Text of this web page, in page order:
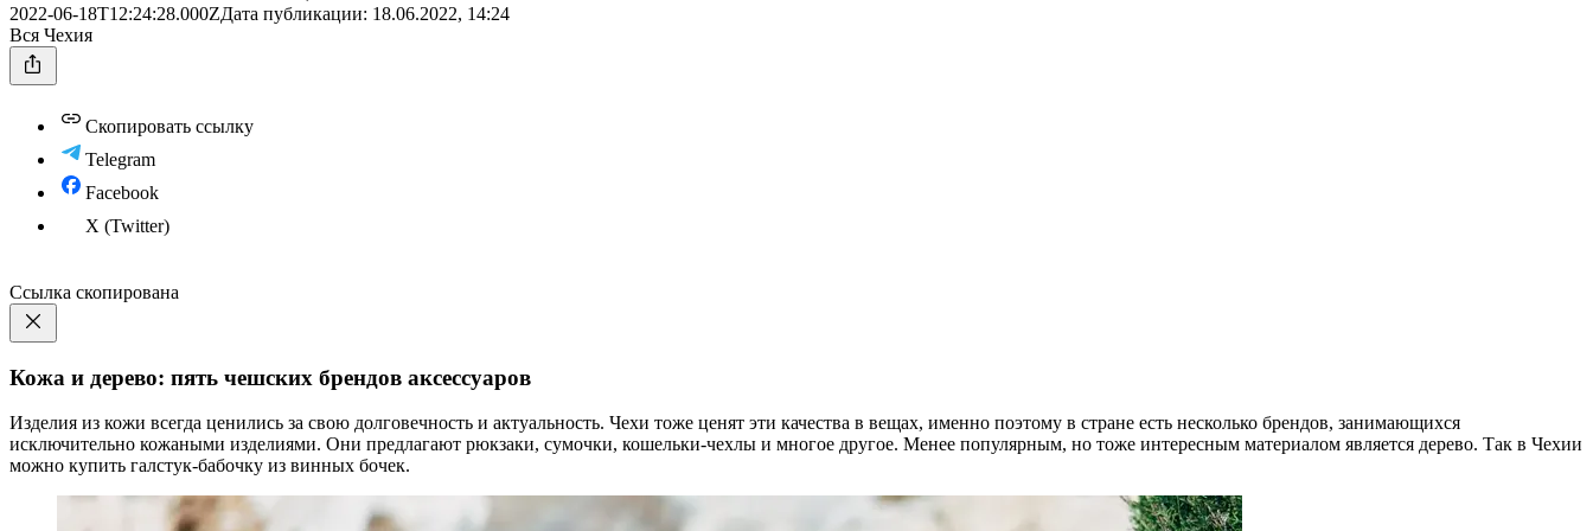
2022-06-18T12:24:28.000ZДата публикации: 18.06.2022, 14:24
Вся Чехия
Скопировать ссылку
Telegram
Facebook
X (Twitter)
Ссылка скопирована
Кожа и дерево: пять чешских брендов аксессуаров
Изделия из кожи всегда ценились за свою долговечность и актуальность. Чехи тоже ценят эти качества в вещах, именно поэтому в стране есть несколько брендов, занимающихся
исключительно кожаными изделиями. Они предлагают рюкзаки, сумочки, кошельки-чехлы и многое другое. Менее популярным, но тоже интересным материалом является дерево. Так в Чехии
можно купить галстук-бабочку из винных бочек.